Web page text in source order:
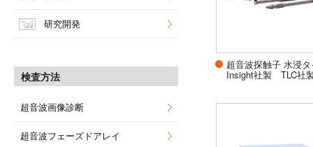
超音波探触子 水
Insight社製 TLC社
研究開発
検査方法
超音波画像診断
超音波フェーズドアレイ